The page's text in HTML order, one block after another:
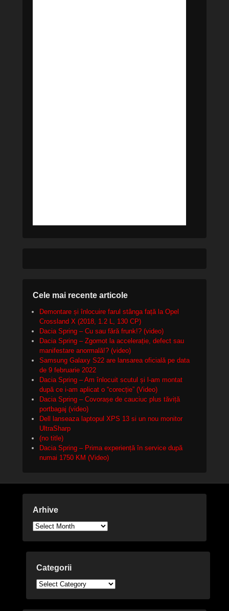
Cele mai recente articole
Demontare și înlocuire farul stânga față la Opel
Crossland X (2018, 1.2 L, 130 CP)
Dacia Spring – Cu sau fără frunk!? (video)
Dacia Spring – Zgomot la accelerație, defect sau
manifestare anormală!? (video)
Samsung Galaxy S22 are lansarea oficială pe data
de 9 februarie 2022
Dacia Spring – Am înlocuit scutul și l-am montat
după ce i-am aplicat o “corecție” (Video)
Dacia Spring – Covorașe de cauciuc plus tăviță
portbagaj (video)
Dell lanseaza laptopul XPS 13 si un nou monitor
UltraSharp
(no title)
Dacia Spring – Prima experiență în service după
numai 1750 KM (Video)
Arhive
Arhive
Categorii
Categorii